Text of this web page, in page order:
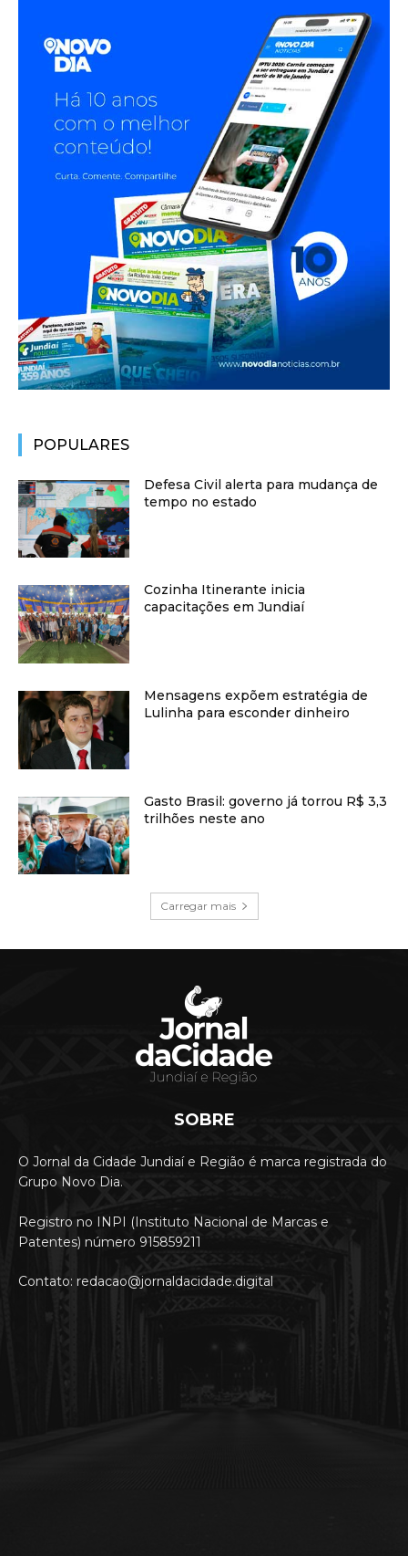
POPULARES
Defesa Civil alerta para mudança de
tempo no estado
Cozinha Itinerante inicia
capacitações em Jundiaí
Mensagens expõem estratégia de
Lulinha para esconder dinheiro
Gasto Brasil: governo já torrou R$ 3,3
trilhões neste ano
Carregar mais
SOBRE
O Jornal da Cidade Jundiaí e Região é marca registrada do
Grupo Novo Dia.
Registro no INPI (Instituto Nacional de Marcas e
Patentes) número 915859211
Contato: redacao@jornaldacidade.digital